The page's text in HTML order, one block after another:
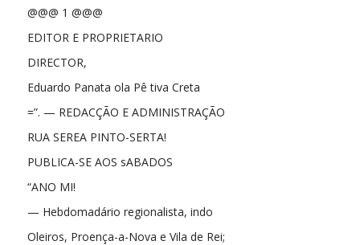
@@@ 1 @@@
EDITOR E PROPRIETARIO
DIRECTOR,
Eduardo Panata ola Pê tiva Creta
=”. — REDACÇÃO E ADMINISTRAÇÃO
RUA SEREA PINTO-SERTA!
PUBLICA-SE AOS sABADOS
“ANO MI!
— Hebdomadário regionalista, indo
Oleiros, Proença-a-Nova e Vila de Rei;